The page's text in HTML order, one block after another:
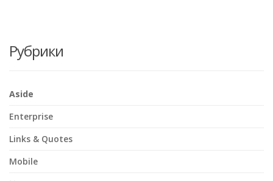
Рубрики
Aside
Enterprise
Links & Quotes
Mobile